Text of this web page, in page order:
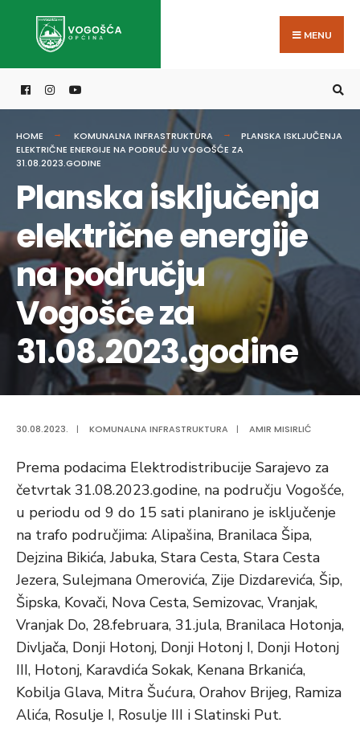
MENU
HOME KOMUNALNA INFRASTRUKTURA
PLANSKA ISKLJUČENJA
ELEKTRIČNE ENERGIJE NA PODRUČJU VOGOŠĆE ZA
31.08.2023.GODINE
Planska isključenja
električne energije
na području
Vogošće za
31.08.2023.godine
30.08.2023. | KOMUNALNA INFRASTRUKTURA | AMIR MISIRLIĆ
Prema podacima Elektrodistribucije Sarajevo za
četvrtak 31.08.2023.godine, na području Vogošće,
u periodu od 9 do 15 sati planirano je isključenje
na trafo područjima: Alipašina, Branilaca Šipa,
Dejzina Bikića, Jabuka, Stara Cesta, Stara Cesta
Jezera, Sulejmana Omerovića, Zije Dizdarevića, Šip,
Šipska, Kovači, Nova Cesta, Semizovac, Vranjak,
Vranjak Do, 28.februara, 31.jula, Branilaca Hotonja,
Divljača, Donji Hotonj, Donji Hotonj I, Donji Hotonj
III, Hotonj, Karavdića Sokak, Kenana Brkanića,
Kobilja Glava, Mitra Šućura, Orahov Brijeg, Ramiza
Alića, Rosulje I, Rosulje III i Slatinski Put.
for: